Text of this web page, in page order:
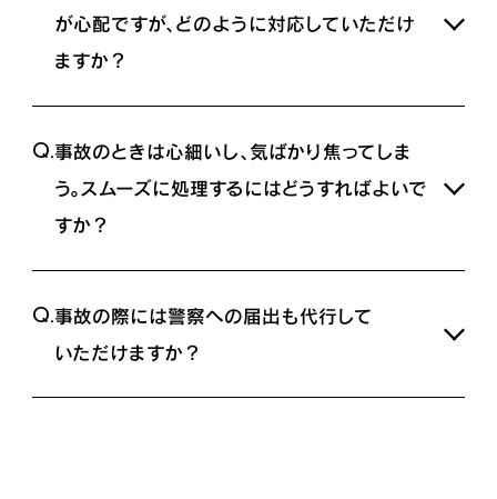
配を行うのがレクサス緊急サポート24です。
ヘルプネットは事故や急病時に警察、消防など緊急車両
が心配ですが、どのように対応していただけ
ますか？
ードサービスの手配はもちろん、目的地にまでの交通手
段の確保、宿泊施設の手配を行います。
また、交通手段・宿泊・修理後の搬送にかかる費用を一定
事故の場合はご自身での負担となりますが、
宿泊施設等の連絡先のご案内等は行います。
Q.事故のときは心細いし、気ばかり焦ってしま
う。スムーズに処理するにはどうすればよいで
すか？
登録ナンバーや車両の現在位置情報を受信。
状況に応じてロードサービスの手配を行い、
Q.事故の際には警察への届出も代行して
いただけますか？